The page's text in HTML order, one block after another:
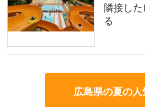
隣接し
る
広島県の夏の